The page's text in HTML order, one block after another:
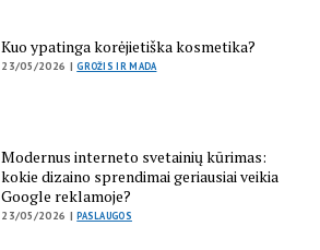
Kuo ypatinga korėjietiška kosmetika?
23/05/2026 |GROŽIS IR MADA
Modernus interneto svetainių kūrimas:
kokie dizaino sprendimai geriausiai veikia
Google reklamoje?
23/05/2026 |PASLAUGOS